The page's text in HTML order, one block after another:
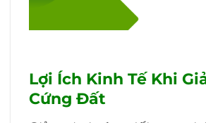
Lợi Ích Kinh Tế Khi
Cứng Đất